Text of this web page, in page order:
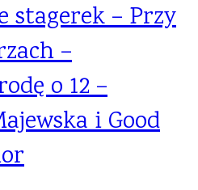
stagerek – Przy
–
o 12 –
i Good